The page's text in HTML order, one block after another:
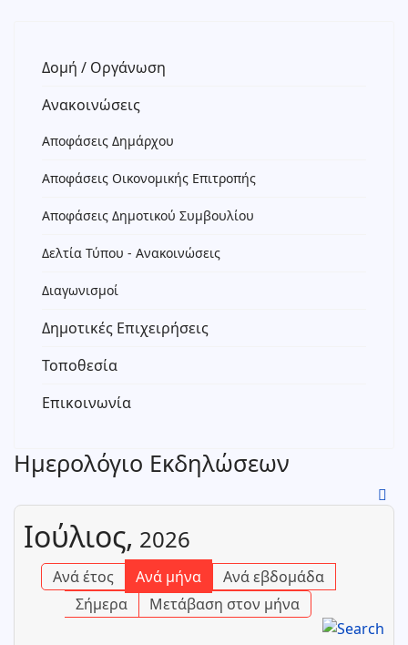
Δομή / Οργάνωση
Ανακοινώσεις
Αποφάσεις Δημάρχου
Αποφάσεις Οικονομικής Επιτροπής
Αποφάσεις Δημοτικού Συμβουλίου
Δελτία Τύπου - Ανακοινώσεις
Διαγωνισμοί
Δημοτικές Επιχειρήσεις
Τοποθεσία
Επικοινωνία
Ημερολόγιο Εκδηλώσεων
Ιούλιος, 2026
Ανά έτος Ανά μήνα
Ανά εβδομάδα
Σήμερα
Μετάβαση στον μήνα